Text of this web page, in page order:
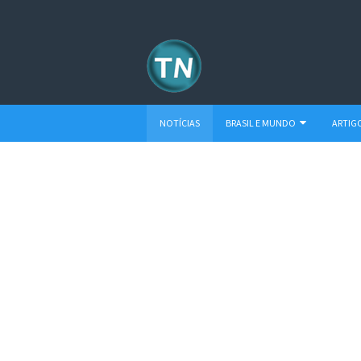
NOTÍCIAS BRASIL E MUNDO